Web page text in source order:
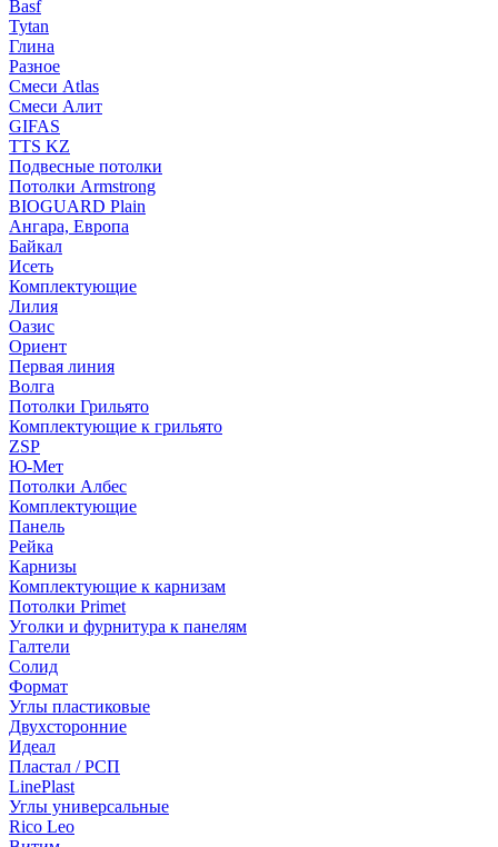
Basf
Tytan
Глина
Разное
Смеси Atlas
Смеси Алит
GIFAS
TTS KZ
Подвесные потолки
Потолки Armstrong
BIOGUARD Plain
Ангара, Европа
Байкал
Исеть
Комплектующие
Лилия
Оазис
Ориент
Первая линия
Волга
Потолки Грильято
Комплектующие к грильято
ZSP
Ю-Мет
Потолки Албес
Комплектующие
Панель
Рейка
Карнизы
Комплектующие к карнизам
Потолки Primet
Уголки и фурнитура к панелям
Галтели
Солид
Формат
Углы пластиковые
Двухсторонние
Идеал
Пластал / РСП
LinePlast
Углы универсальные
Rico Leo